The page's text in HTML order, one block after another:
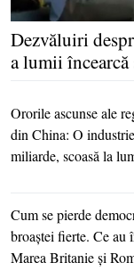
Dezvăluiri
a lumii încearcă
Ororile ascunse ale
din China: O
miliarde, scoasă la
Cum se pierde
broaştei fierte. Ce au
Marea Britanie şi